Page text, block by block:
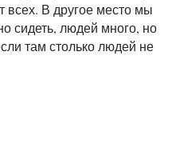
всех. В другое место мы
сидеть, людей много, но
там столько людей не